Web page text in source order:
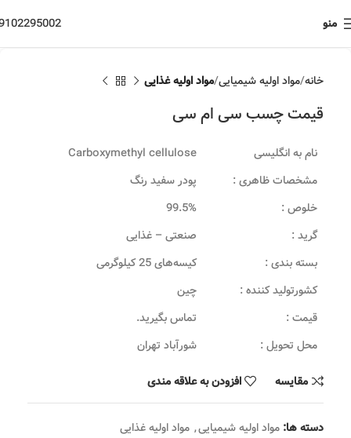
منو
خانه مواد اولیه شیمیایی مواد اولیه غذایی
قیمت چسب سی ام سی
نام به انگلیسی
Carboxymethyl cellulose
مشخصات ظاهری :
پودر سفید رنگ
خلوص :
99.5%
گرید :
صنعتی – غذایی
بسته بندی :
کیسه‌های 25 کیلوگرمی
کشورتولید کننده :
چین
قیمت :
تماس بگیرید.
محل تحویل :
شورآباد تهران
مقایسه افزودن به علاقه مندی
دسته ها: مواد اولیه شیمیایی, مواد اولیه غذایی